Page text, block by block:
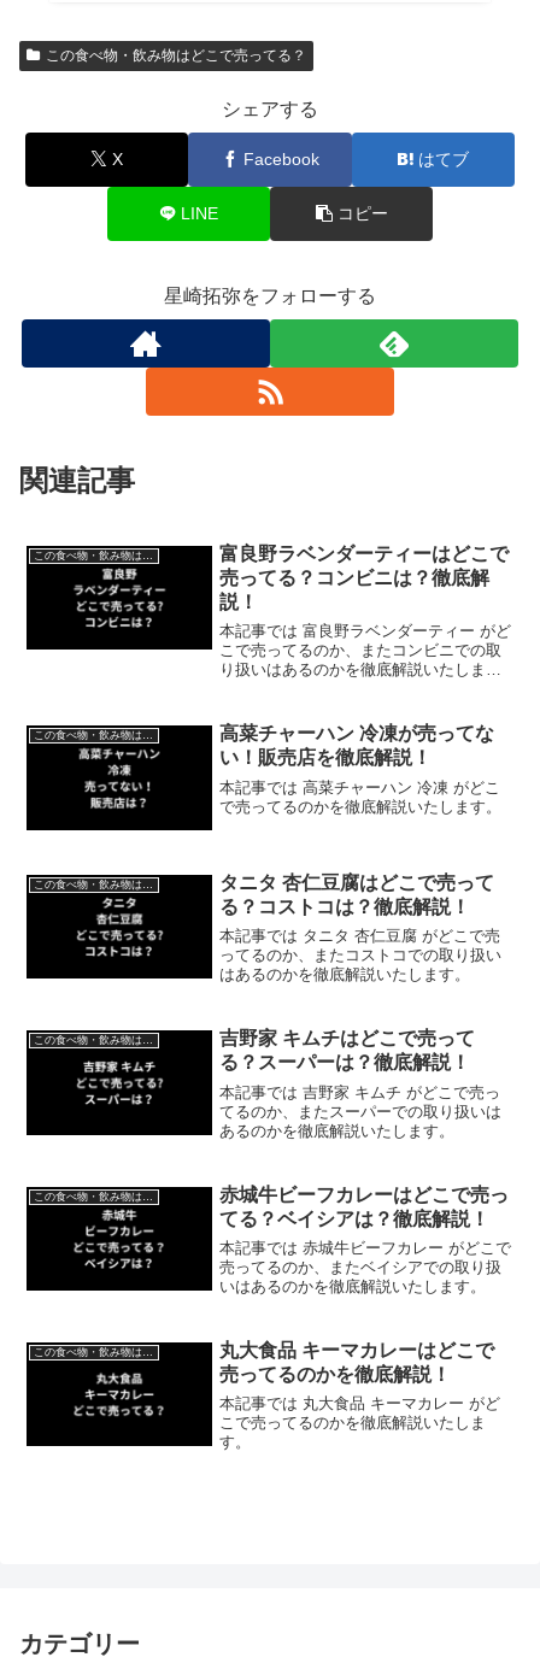
この食べ物・飲み物はどこで売ってる？
シェアする
X Facebook はてブ
LINE コピー
星崎拓弥をフォローする
関連記事
この食べ物・飲み物はどこで売ってる？
富良野ラベンダーティーはどこで
売ってる？コンビニは？徹底解
説！
本記事では 富良野ラベンダーティー がど
こで売ってるのか、またコンビニでの取
り扱いはあるのかを徹底解説いたしま
この食べ物・飲み物はどこで売ってる？
高菜チャーハン 冷凍が売ってな
い！販売店を徹底解説！
本記事では 高菜チャーハン 冷凍 がどこ
で売ってるのかを徹底解説いたします。
この食べ物・飲み物はどこで売ってる？
タニタ 杏仁豆腐はどこで売って
る？コストコは？徹底解説！
本記事では タニタ 杏仁豆腐 がどこで売
ってるのか、またコストコでの取り扱い
はあるのかを徹底解説いたします。
この食べ物・飲み物はどこで売ってる？
吉野家 キムチはどこで売って
る？スーパーは？徹底解説！
本記事では 吉野家 キムチ がどこで売っ
てるのか、またスーパーでの取り扱いは
あるのかを徹底解説いたします。
赤城牛ビーフカレーはどこで売っ
てる？ベイシアは？徹底解説！
本記事では 赤城牛ビーフカレー がどこで
売ってるのか、またベイシアでの取り扱
いはあるのかを徹底解説いたします。
この食べ物・飲み物はどこで売ってる？
丸大食品 キーマカレーはどこで
売ってるのかを徹底解説！
本記事では 丸大食品 キーマカレー がど
こで売ってるのかを徹底解説いたしま
す。
カテゴリー